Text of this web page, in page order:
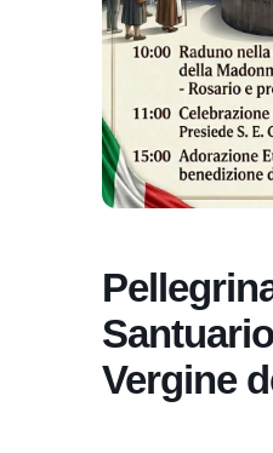
Vergine